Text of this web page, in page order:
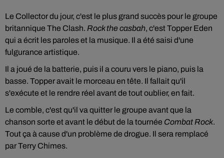
Le Collector du jour, c'est le plus grand succès pour le groupe
britannique The Clash. Rock the casbah, c'est Topper Eden
qui a écrit les paroles et la musique. Il a été saisi d'une
fulgurance artistique.
Il a joué de la batterie, puis il a couru vers le piano, puis la
basse. Topper avait le morceau en tête. Il fallait qu'il
s'exécute et le rendre réel avant de tout oublier, en fait.
Le comble, c'est qu'il va quitter le groupe avant que la
chanson sorte et avant le début de la tournée Combat Rock.
Tout ça à cause d'un problème de drogue. Il sera remplacé
par Terry Chimes.